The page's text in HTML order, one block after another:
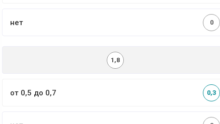
нет 0
1,8
от 0,5 до 0,7 0,3